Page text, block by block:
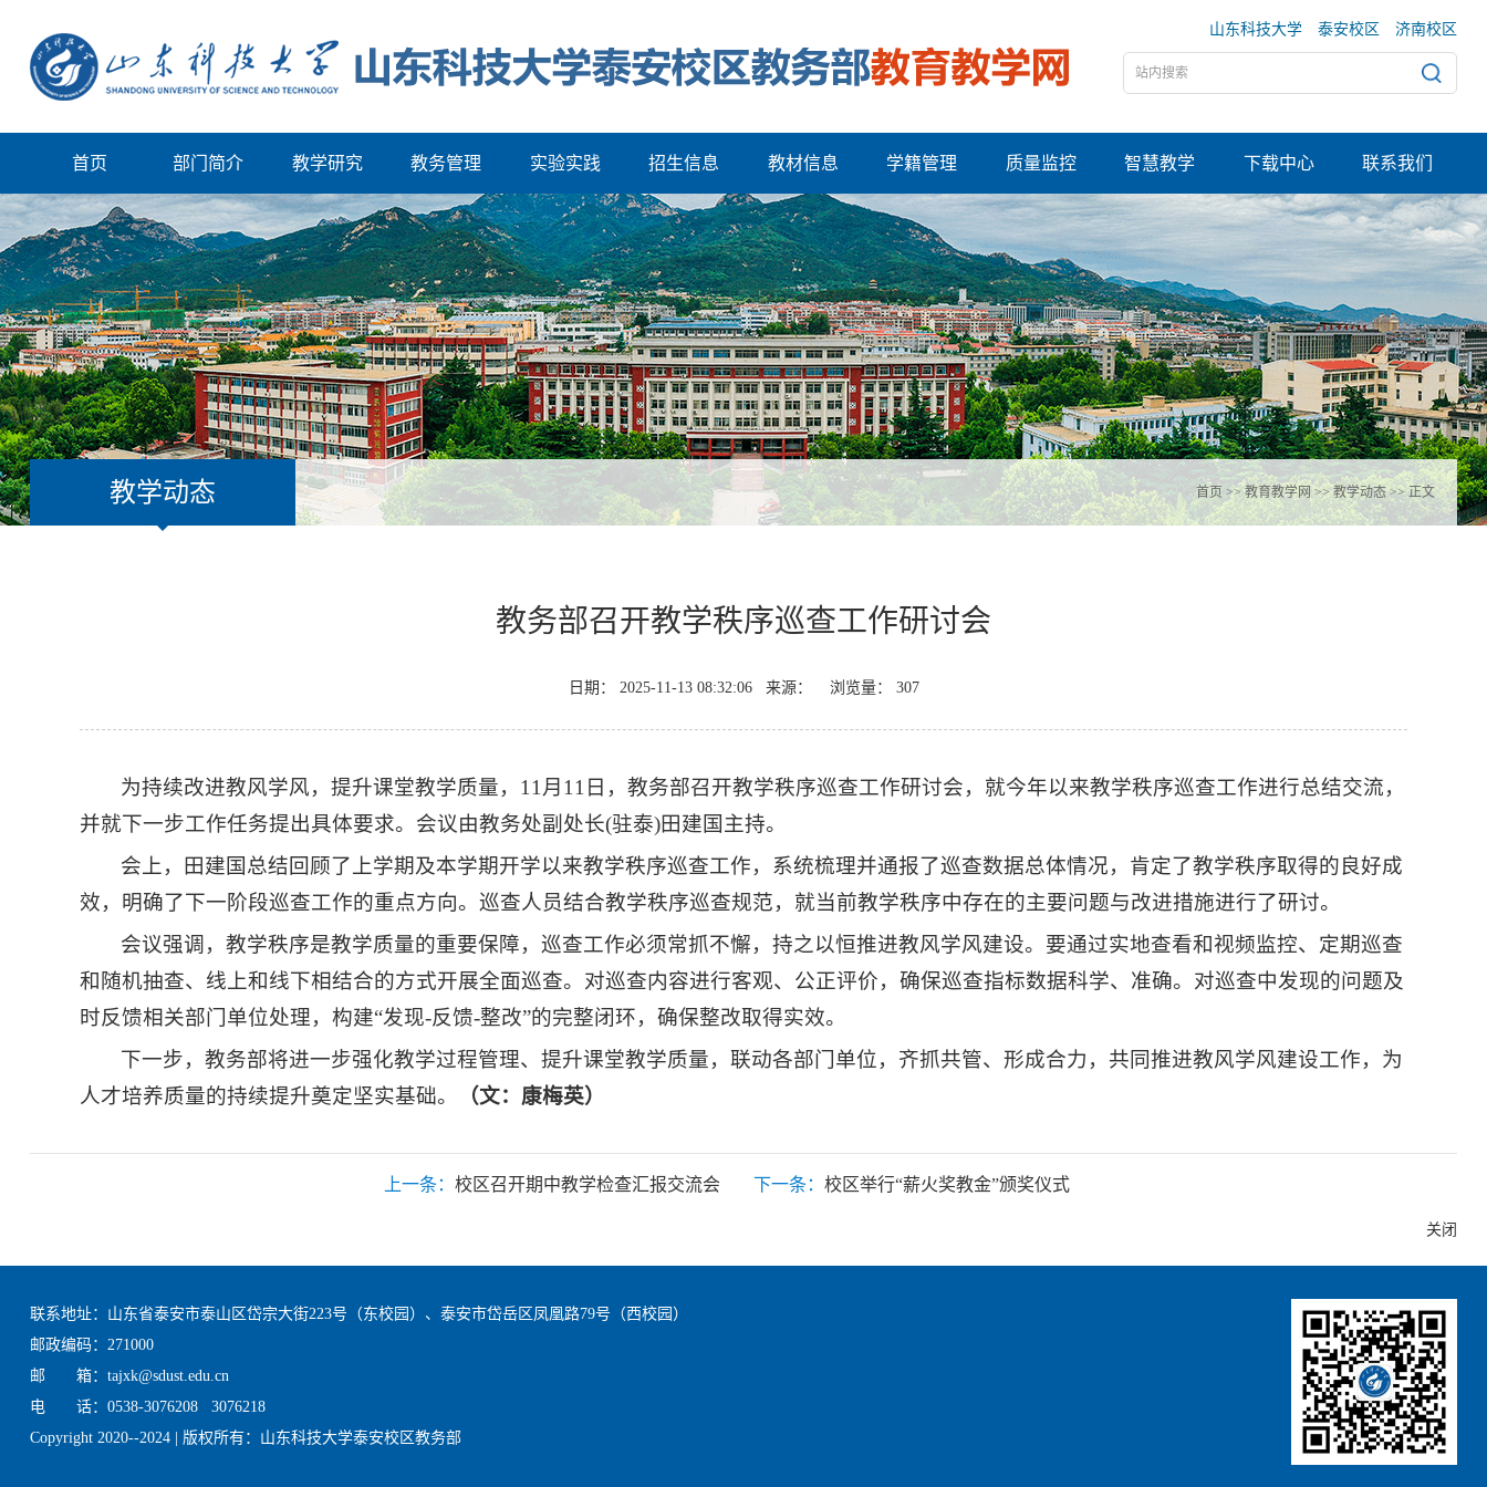
山东科技大学 泰安校区 济南校区
首页 部门简介 教学研究 教务管理 实验实践 招生信息 教材信息 学籍管理 质量监控 智慧教学 下载中心 联系我们
首页 >>教育教学网 >>教学动态>> 正文
教学动态
教务部召开教学秩序巡查工作研讨会
日期： 2025-11-13 08:32:06 来源： 浏览量： 307
为持续改进教风学风，提升课堂教学质量，11月11日，教务部召开教学秩序巡查工作研讨会，就今年以来教学秩序巡查工作进行总结交流，
并就下一步工作任务提出具体要求。会议由教务处副处长(驻泰)田建国主持。
会上，田建国总结回顾了上学期及本学期开学以来教学秩序巡查工作，系统梳理并通报了巡查数据总体情况，肯定了教学秩序取得的良好成
效，明确了下一阶段巡查工作的重点方向。巡查人员结合教学秩序巡查规范，就当前教学秩序中存在的主要问题与改进措施进行了研讨。
会议强调，教学秩序是教学质量的重要保障，巡查工作必须常抓不懈，持之以恒推进教风学风建设。要通过实地查看和视频监控、定期巡查
和随机抽查、线上和线下相结合的方式开展全面巡查。对巡查内容进行客观、公正评价，确保巡查指标数据科学、准确。对巡查中发现的问题及
时反馈相关部门单位处理，构建“发现-反馈-整改”的完整闭环，确保整改取得实效。
下一步，教务部将进一步强化教学过程管理、提升课堂教学质量，联动各部门单位，齐抓共管、形成合力，共同推进教风学风建设工作，为
人才培养质量的持续提升奠定坚实基础。
（文：康梅英）
上一条： 校区召开期中教学检查汇报交流会 下一条： 校区举行“薪火奖教金”颁奖仪式
关闭
联系地址：山东省泰安市泰山区岱宗大街223号（东校园）、泰安市岱岳区凤凰路79号（西校园）
邮政编码：271000
邮 箱：tajxk@sdust.edu.cn
电 话：0538-3076208 3076218
Copyright 2020--2024 | 版权所有：山东科技大学泰安校区教务部